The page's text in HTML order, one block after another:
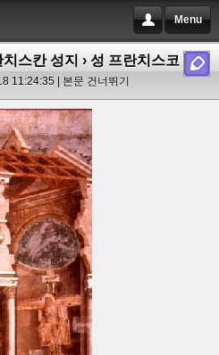
Menu
치스칸 성지 › 성 프란치스코 대
11:24:35 | 본문 건너뛰기